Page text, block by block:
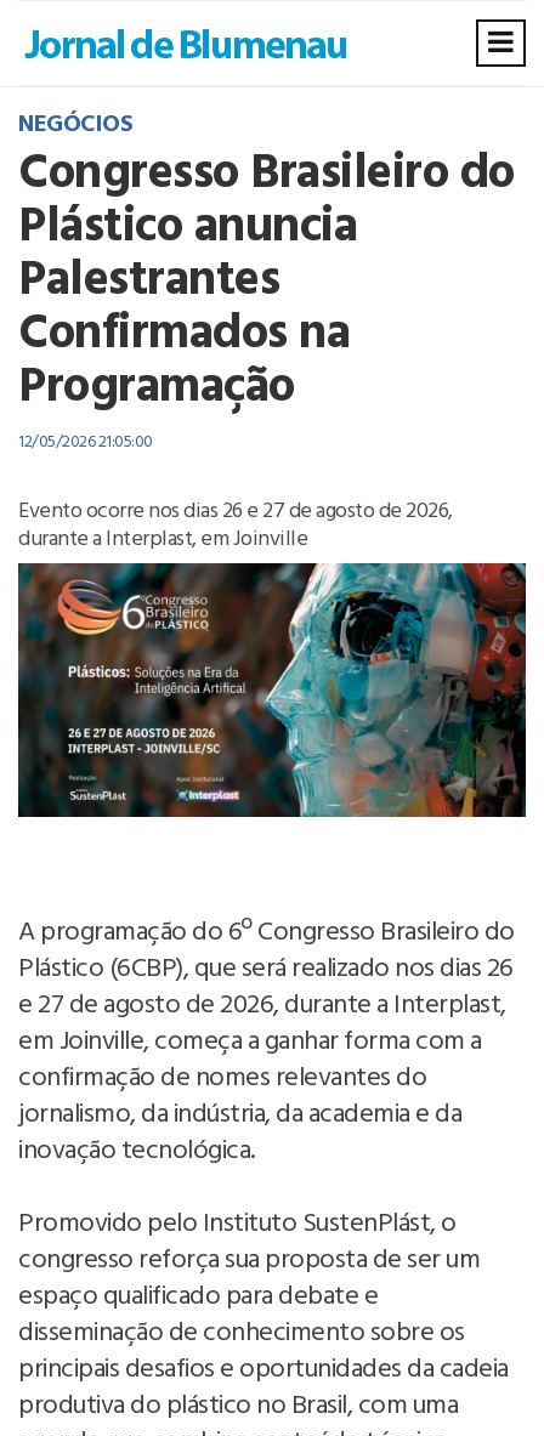
NEGÓCIOS
Congresso Brasileiro do
Plástico anuncia
Palestrantes
Confirmados na
Programação
12/05/2026 21:05:00
Evento ocorre nos dias 26 e 27 de agosto de 2026,
durante a Interplast, em Joinville
A programação do 6º Congresso Brasileiro do
Plástico (6CBP), que será realizado nos dias 26
e 27 de agosto de 2026, durante a Interplast,
em Joinville, começa a ganhar forma com a
confirmação de nomes relevantes do
jornalismo, da indústria, da academia e da
inovação tecnológica.
Promovido pelo Instituto SustenPlást, o
congresso reforça sua proposta de ser um
espaço qualificado para debate e
disseminação de conhecimento sobre os
principais desafios e oportunidades da cadeia
produtiva do plástico no Brasil, com uma